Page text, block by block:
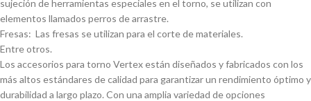
sujeción de herramientas especiales en el torno, se utilizan con
elementos llamados perros de arrastre.
Fresas: Las fresas se utilizan para el corte de materiales.
Entre otros.
Los accesorios para torno Vertex están diseñados y fabricados con los
más altos estándares de calidad para garantizar un rendimiento óptimo y
durabilidad a largo plazo. Con una amplia variedad de opciones